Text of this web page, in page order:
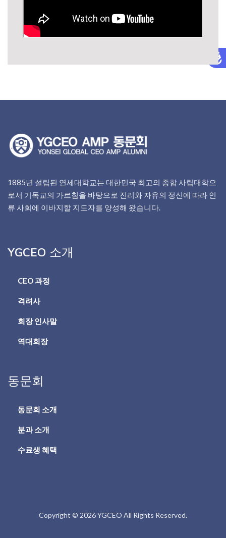
1885년 설립된 연세대학교는 대한민국 최고의 종합 사립대학으
로서 기독교의 가르침을 바탕으로 진리와 자유의 정신에 따라 인
류 사회에 이바지할 지도자를 양성해 왔습니다.
YGCEO 소개
CEO 과정
격려사
회장 인사말
역대회장
동문회
동문회 소개
분과 소개
수료생 혜택
Copyright © 2026 YGCEO All Rights Reserved.